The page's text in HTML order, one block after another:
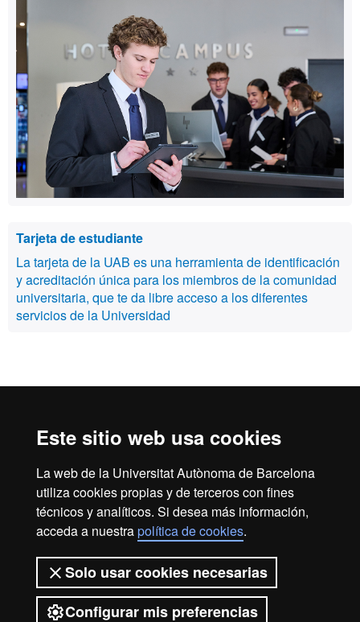
Este sitio web usa cookies
La web de la Universitat Autònoma de Barcelona
utiliza cookies propias y de terceros con fines
técnicos y analíticos. Si desea más información,
acceda a nuestrapolítica de cookies.
Solo usar cookies necesarias
Configurar mis preferencias
Tarjeta de estudiante
La tarjeta de la UAB es una herramienta de identificación
y acreditación única para los miembros de la comunidad
universitaria, que te da libre acceso a los diferentes
servicios de la Universidad
HR
in
Inicio Aviso legal
Política de privacidad
Protección de datos Sobre la web
Somos una universidad líder que imparte una docencia de
calidad, diversificada, multidisciplinaria y flexible, adecuada
a las necesidades de la sociedad y adaptada a los nuevos
modelos de la Europa del conocimiento. La UAB es